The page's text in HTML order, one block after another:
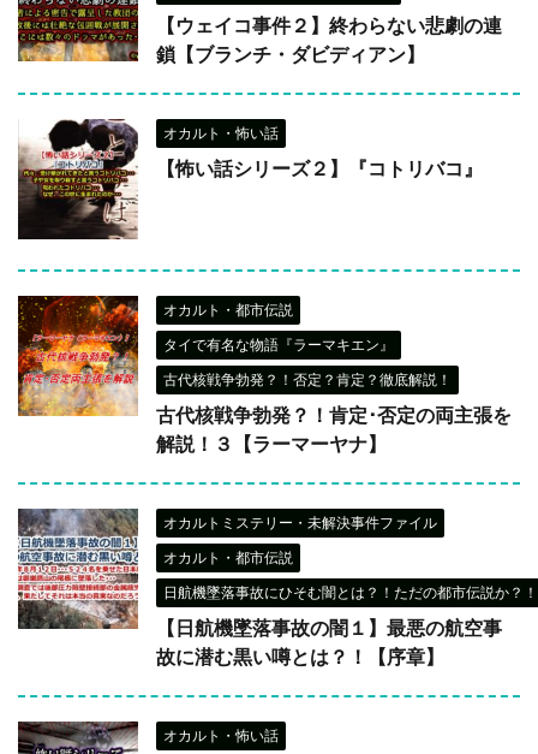
【ウェイコ事件２】終わらない悲劇の連
鎖【ブランチ・ダビディアン】
オカルト・怖い話
【怖い話シリーズ２】『コトリバコ』
オカルト・都市伝説
タイで有名な物語『ラーマキエン』
古代核戦争勃発？！否定？肯定？徹底解説！
古代核戦争勃発？！肯定･否定の両主張を
解説！３【ラーマーヤナ】
オカルトミステリー・未解決事件ファイル
オカルト・都市伝説
日航機墜落事故にひそむ闇とは？！ただの都市伝説か？
【日航機墜落事故の闇１】最悪の航空事
故に潜む黒い噂とは？！【序章】
オカルト・怖い話